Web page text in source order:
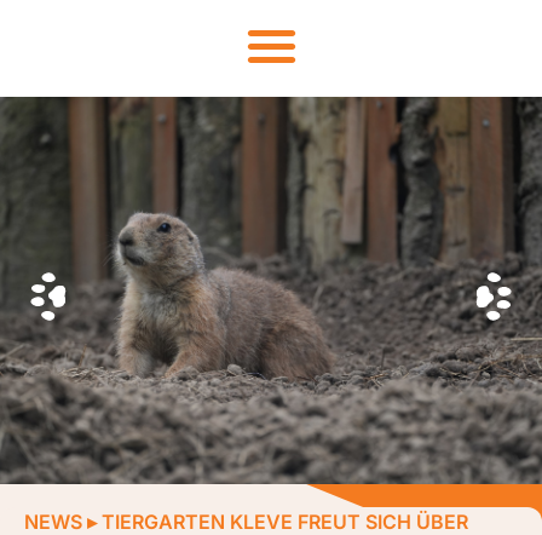
NEWS ▸TIERGARTEN KLEVE FREUT SICH ÜBER